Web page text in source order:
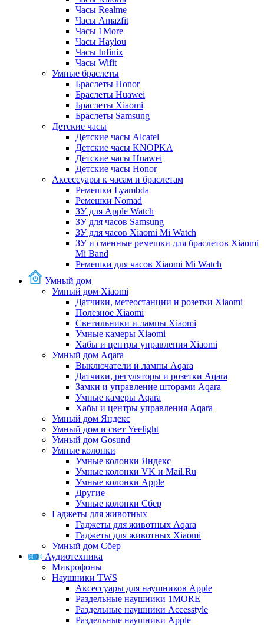
Часы Realme
Часы Amazfit
Часы 1More
Часы Haylou
Часы Infinix
Часы Wifit
Умные браслеты
Браслеты Honor
Браслеты Huawei
Браслеты Xiaomi
Браслеты Samsung
Детские часы
Детские часы Alcatel
Детские часы KNOPKA
Детские часы Huawei
Детские часы Honor
Аксессуары к часам и браслетам
Ремешки Lyambda
Ремешки Nomad
ЗУ для Apple Watch
ЗУ для часов Samsung
ЗУ для часов Xiaomi Mi Watch
ЗУ и сменные ремешки для браслетов Xiaomi
Mi Band
Ремешки для часов Xiaomi Mi Watch
Умный дом
Умный дом Xiaomi
Датчики, метеостанции и розетки Xiaomi
Полезное Xiaomi
Светильники и лампы Xiaomi
Умные камеры Xiaomi
Хабы и центры управления Xiaomi
Умный дом Aqara
Выключатели и лампы Aqara
Датчики, регуляторы и розетки Aqara
Замки и управление шторами Aqara
Умные камеры Aqara
Хабы и центры управления Aqara
Умный дом Яндекс
Умный дом и свет Yeelight
Умный дом Gosund
Умные колонки
Умные колонки Яндекс
Умные колонки VK и Mail.Ru
Умные колонки Apple
Другие
Умные колонки Сбер
Гаджеты для животных
Гаджеты для животных Aqara
Гаджеты для животных Xiaomi
Умный дом Сбер
Аудиотехника
Микрофоны
Наушники TWS
Аксессуары для наушников Apple
Раздельные наушники 1MORE
Раздельные наушники Accesstyle
Раздельные наушники Apple